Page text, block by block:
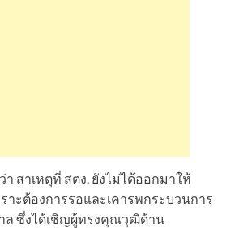
า สาเหตุที่ สตง. ยังไม่ได้ออกมาให้
ะต้องการรอและเคารพกระบวนการ
ล ซึ่งได้เชิญผู้ทรงคุณวุฒิด้าน